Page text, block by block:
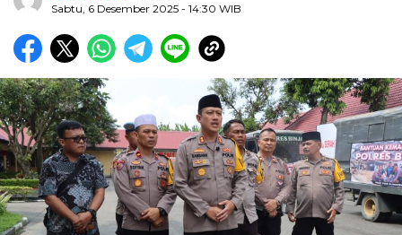
Sabtu, 6 Desember 2025 - 14:30 WIB